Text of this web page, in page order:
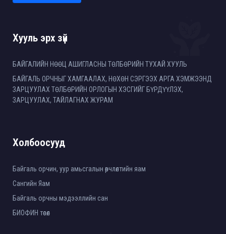
Хууль эрх зүй
БАЙГАЛИЙН НӨӨЦ АШИГЛАСНЫ ТӨЛБӨРИЙН ТУХАЙ ХУУЛЬ
БАЙГАЛЬ ОРЧНЫГ ХАМГААЛАХ, НӨХӨН СЭРГЭЭХ АРГА ХЭМЖЭЭНД
ЗАРЦУУЛАХ ТӨЛБӨРИЙН ОРЛОГЫН ХЭСГИЙГ БҮРДҮҮЛЭХ,
ЗАРЦУУЛАХ, ТАЙЛАГНАХ ЖУРАМ
Холбоосууд
Байгаль орчин, уур амьсгалын өөрчлөлтийн яам
Сангийн Яам
Байгаль орчны мэдээллийн сан
БИОФИН төсөл